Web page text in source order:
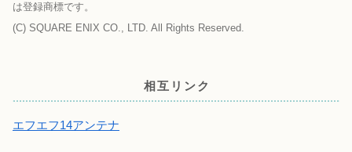
は登録商標です。
(C) SQUARE ENIX CO., LTD. All Rights Reserved.
相互リンク
エフエフ14アンテナ